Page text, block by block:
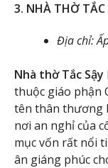
3. NHÀ THỜ TẮC
Địa chỉ:
Nhà thờ Tắc Sậy
thuộc giáo phận
tên thân thương
nơi an nghỉ của
mục vốn rất nổi
ân giáng phúc